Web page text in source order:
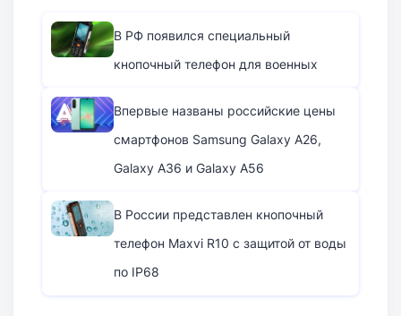
В РФ появился специальный
кнопочный телефон для военных
Впервые названы российские цены
смартфонов Samsung Galaxy A26,
Galaxy A36 и Galaxy A56
В России представлен кнопочный
телефон Maxvi R10 с защитой от воды
по IP68